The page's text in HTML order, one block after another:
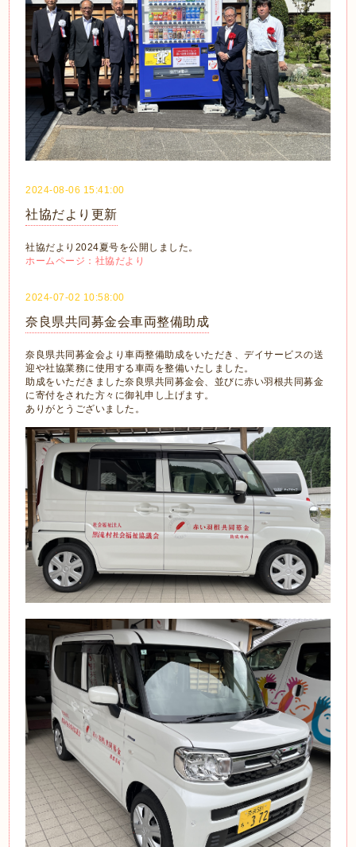
2024-08-06 15:41:00
社協だより更新
社協だより2024夏号を公開しました。
ホームページ：社協だより
2024-07-02 10:58:00
奈良県共同募金会車両整備助成
奈良県共同募金会より車両整備助成をいただき、デイサービスの送
迎や社協業務に使用する車両を整備いたしました。
助成をいただきました奈良県共同募金会、並びに赤い羽根共同募金
に寄付をされた方々に御礼申し上げます。
ありがとうございました。